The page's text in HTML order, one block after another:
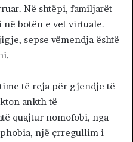
Në shtëpi, familjarët
botën e vet virtuale.
sepse vëmendja është
të reja për gjendje të
ankth të
quajtur nomofobi, nga
një çrregullim i